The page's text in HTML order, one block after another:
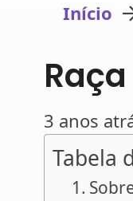
Início
3 anos
Tabela